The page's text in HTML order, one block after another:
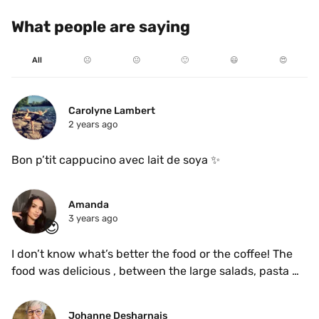
What people are saying
All ☹️ 😐 🙂 😃 😍
Carolyne Lambert
2 years ago
😍
Amanda
3 years ago
I don’t know what’s better the food or the coffee! The
food was delicious , between the large salads, pasta
what was my favourite. Defs coming back!
Johanne Desharnais